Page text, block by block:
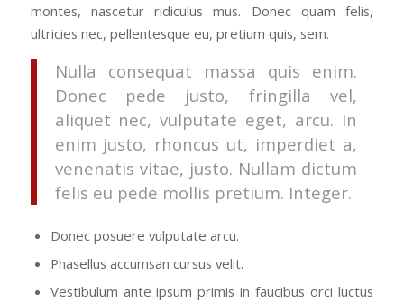
montes, nascetur ridiculus mus. Donec quam felis,
ultricies nec, pellentesque eu, pretium quis, sem.
Nulla consequat massa quis enim.
Donec pede justo, fringilla vel,
aliquet nec, vulputate eget, arcu. In
enim justo, rhoncus ut, imperdiet a,
venenatis vitae, justo. Nullam dictum
felis eu pede mollis pretium. Integer.
Donec posuere vulputate arcu.
Phasellus accumsan cursus velit.
Vestibulum ante ipsum primis in faucibus orci luctus